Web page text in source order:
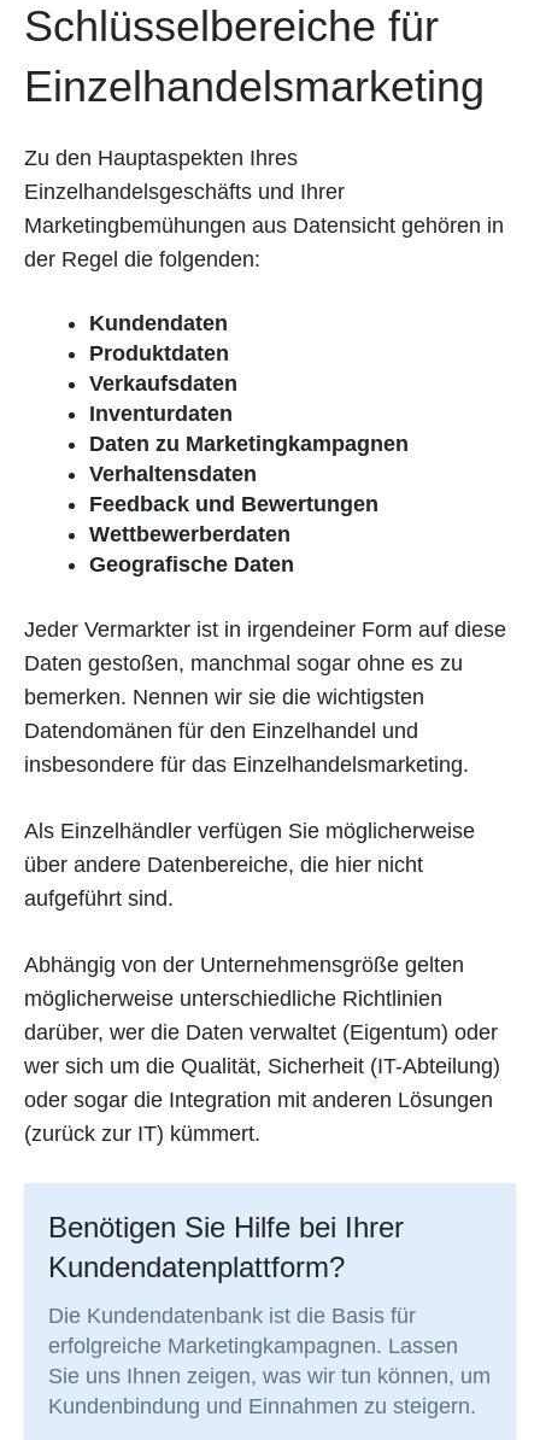
Schlüsselbereiche für
Einzelhandelsmarketing
Zu den Hauptaspekten Ihres
Einzelhandelsgeschäfts und Ihrer
Marketingbemühungen aus Datensicht gehören in
der Regel die folgenden:
Kundendaten
Produktdaten
Verkaufsdaten
Inventurdaten
Daten zu Marketingkampagnen
Verhaltensdaten
Feedback und Bewertungen
Wettbewerberdaten
Geografische Daten
Jeder Vermarkter ist in irgendeiner Form auf diese
Daten gestoßen, manchmal sogar ohne es zu
bemerken. Nennen wir sie die wichtigsten
Datendomänen für den Einzelhandel und
insbesondere für das Einzelhandelsmarketing.
Als Einzelhändler verfügen Sie möglicherweise
über andere Datenbereiche, die hier nicht
aufgeführt sind.
Abhängig von der Unternehmensgröße gelten
möglicherweise unterschiedliche Richtlinien
darüber, wer die Daten verwaltet (Eigentum) oder
wer sich um die Qualität, Sicherheit (IT-Abteilung)
oder sogar die Integration mit anderen Lösungen
(zurück zur IT) kümmert.
Benötigen Sie Hilfe bei Ihrer
Kundendatenplattform?
Die Kundendatenbank ist die Basis für
erfolgreiche Marketingkampagnen. Lassen
Sie uns Ihnen zeigen, was wir tun können, um
Kundenbindung und Einnahmen zu steigern.